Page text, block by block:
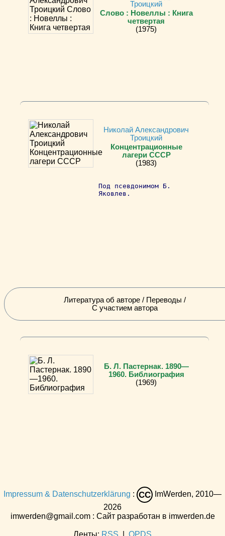
Троицкий
Слово : Новеллы : Книга
четвертая
(1975)
Николай Александрович
Троицкий
Концентрационные
лагери СССР
(1983)
Под псевдонимом Б.
Яковлев.
Литература об авторе / Переводы /
С участием автора
Б. Л. Пастернак. 1890—
1960. Библиография
(1969)
Impressum & Datenschutzerklärung : CC
ImWerden, 2010—
2026
imwerden@gmail.com : Сайт разработан в imwerden.de